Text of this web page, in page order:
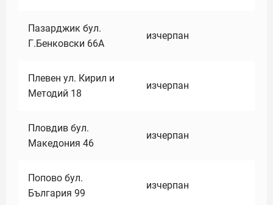
Пазарджик бул.
Г.Бенковски 66А
изчерпан
Плевен ул. Кирил и
Методий 18
изчерпан
Пловдив бул.
Македония 46
изчерпан
Попово бул.
България 99
изчерпан